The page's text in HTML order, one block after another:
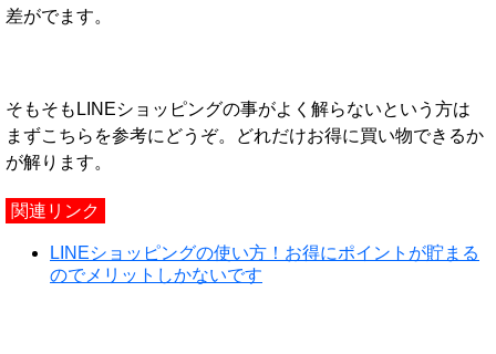
差がでます。
そもそもLINEショッピングの事がよく解らないという方は
まずこちらを参考にどうぞ。どれだけお得に買い物できるか
が解ります。
関連リンク
LINEショッピングの使い方！お得にポイントが貯まる
のでメリットしかないです